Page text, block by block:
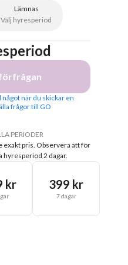
Lämnas
Välj hyresperiod
när du skickar en
frågor till GO
PERIODER
exakt pris. Observera att för
hyresperiod 2 dagar.
kr 399 kr
7 dagar